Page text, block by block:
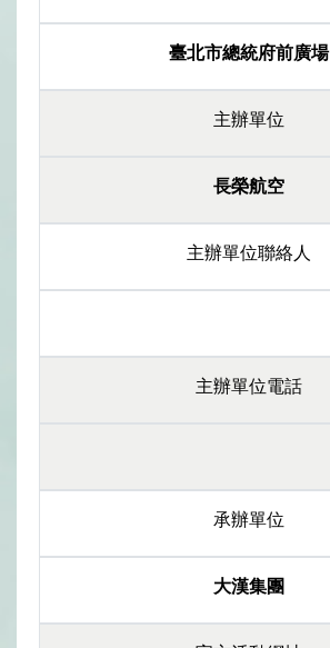
臺北市總統府前廣場
主辦單位
長榮航空
主辦單位聯絡人
主辦單位電話
承辦單位
大漢集團